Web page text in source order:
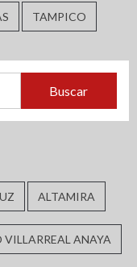
TAMPICO
ALTAMIRA
VILLARREAL ANAYA